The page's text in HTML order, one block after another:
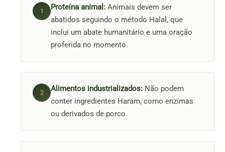
Proteína animal: Animais devem ser
abatidos seguindo o método Halal, que
inclui um abate humanitário e uma oração
proferida no momento.
Alimentos industrializados: Não podem
conter ingredientes Haram, como enzimas
ou derivados de porco.